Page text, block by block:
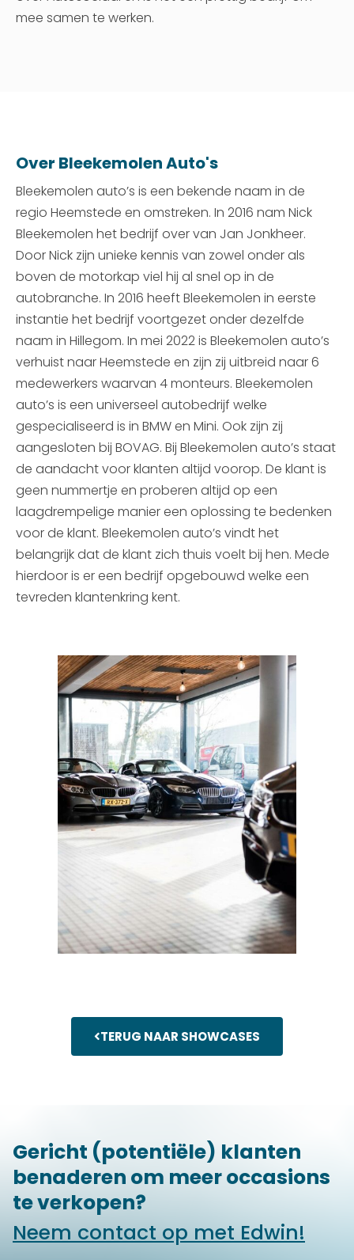
mee samen te werken.
Over Bleekemolen Auto's
Bleekemolen auto’s is een bekende naam in de
regio Heemstede en omstreken. In 2016 nam Nick
Bleekemolen het bedrijf over van Jan Jonkheer.
Door Nick zijn unieke kennis van zowel onder als
boven de motorkap viel hij al snel op in de
autobranche. In 2016 heeft Bleekemolen in eerste
instantie het bedrijf voortgezet onder dezelfde
naam in Hillegom. In mei 2022 is Bleekemolen auto’s
verhuist naar Heemstede en zijn zij uitbreid naar 6
medewerkers waarvan 4 monteurs. Bleekemolen
auto’s is een universeel autobedrijf welke
gespecialiseerd is in BMW en Mini. Ook zijn zij
aangesloten bij BOVAG. Bij Bleekemolen auto’s staat
de aandacht voor klanten altijd voorop. De klant is
geen nummertje en proberen altijd op een
laagdrempelige manier een oplossing te bedenken
voor de klant. Bleekemolen auto’s vindt het
belangrijk dat de klant zich thuis voelt bij hen. Mede
hierdoor is er een bedrijf opgebouwd welke een
tevreden klantenkring kent.
TERUG NAAR SHOWCASES
Gericht (potentiële) klanten
benaderen om meer occasions
te verkopen?
Neem contact op met Edwin!